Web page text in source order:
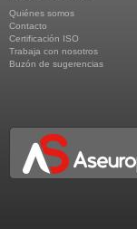
Quiénes somos
Contacto
Certificación ISO
Trabaja con nosotros
Buzón de sugerencias